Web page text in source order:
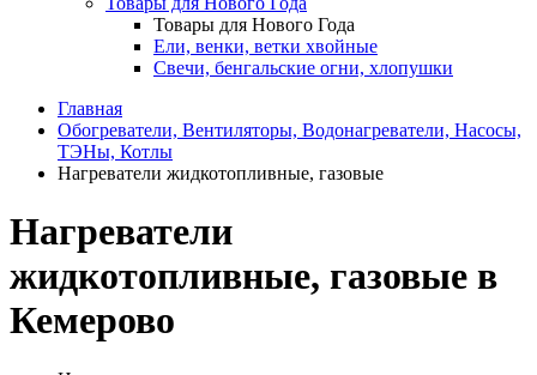
Товары для Нового Года
Ели, венки, ветки хвойные
Свечи, бенгальские огни, хлопушки
Главная
Обогреватели, Вентиляторы, Водонагреватели, Насосы,
ТЭНы, Котлы
Нагреватели жидкотопливные, газовые
Нагреватели
жидкотопливные, газовые в
Кемерово